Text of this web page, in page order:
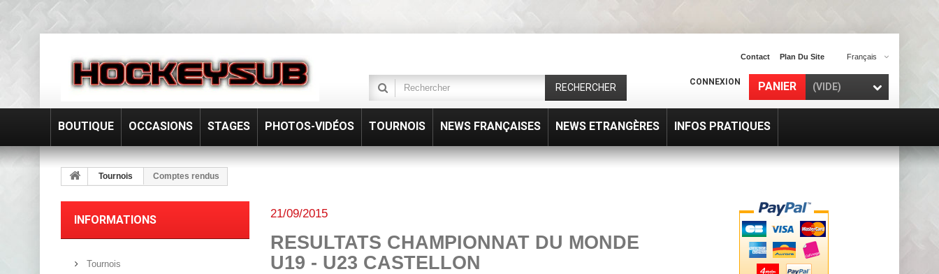
Français
Contact Plan Du Site
PANIER (VIDE)
CONNEXION
RECHERCHER
BOUTIQUE OCCASIONS STAGES PHOTOS-VIDÉOS TOURNOIS NEWS FRANÇAISES NEWS ETRANGÈRES INFOS PRATIQUES
Tournois Comptes rendus
INFORMATIONS
Tournois
21/09/2015
RESULTATS CHAMPIONNAT DU MONDE
U19 - U23 CASTELLON